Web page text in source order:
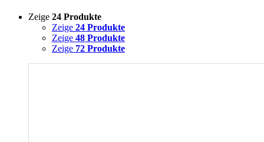
Zeige 24 Produkte
Zeige 24 Produkte
Zeige 48 Produkte
Zeige 72 Produkte